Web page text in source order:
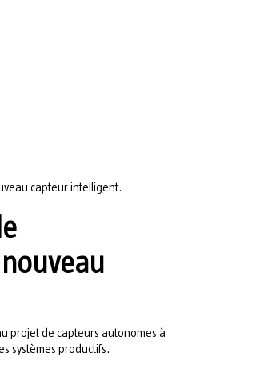
capteur intelligent.
projet de capteurs autonomes à
systèmes productifs.